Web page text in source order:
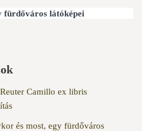
fürdőváros látóképei
Camillo ex libris
és most, egy fürdőváros